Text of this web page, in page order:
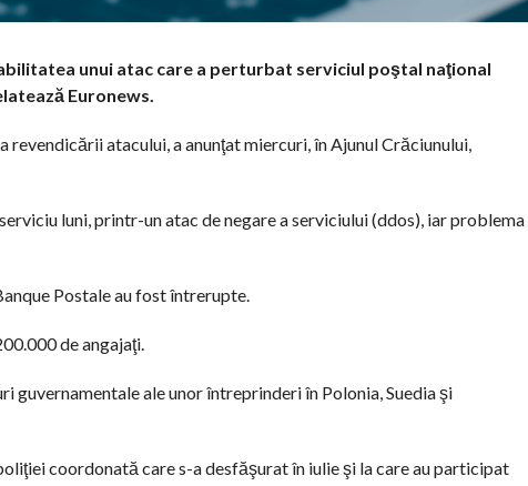
unui atac care a perturbat serviciul poştal naţional
Euronews.
atacului, a anunţat miercuri, în Ajunul Crăciunului,
luni, printr-un atac de negare a serviciului (ddos), iar problema
Postale au fost întrerupte.
de angajaţi.
guvernamentale ale unor întreprinderi în Polonia, Suedia şi
coordonată care s-a desfăşurat în iulie şi la care au participat